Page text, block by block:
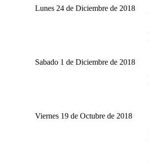
Lunes 24 de Diciembre de 2018
Sabado 1 de Diciembre de 2018
Viernes 19 de Octubre de 2018